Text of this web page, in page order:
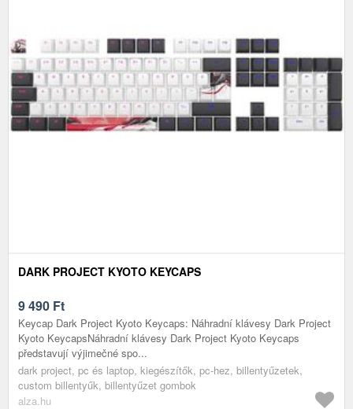
DARK PROJECT KYOTO KEYCAPS
9 490 Ft
Keycap Dark Project Kyoto Keycaps: Náhradní klávesy Dark Project
Kyoto KeycapsNáhradní klávesy Dark Project Kyoto Keycaps
představují výjimečné spo...
dark project, pc és laptop, kiegészítők, pc-hez, billentyűzetek,
custom billentyűk, billentyűzet gombok
alza.hu